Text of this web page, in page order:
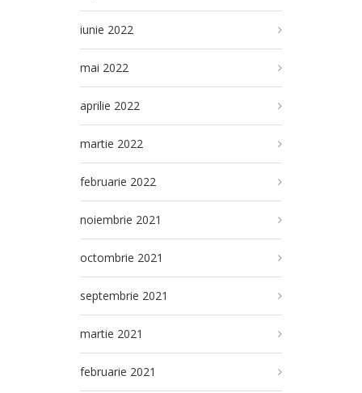
iunie 2022
mai 2022
aprilie 2022
martie 2022
februarie 2022
noiembrie 2021
octombrie 2021
septembrie 2021
martie 2021
februarie 2021